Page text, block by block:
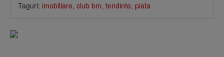
Taguri: imobiliare, club bm, tendinte, piata